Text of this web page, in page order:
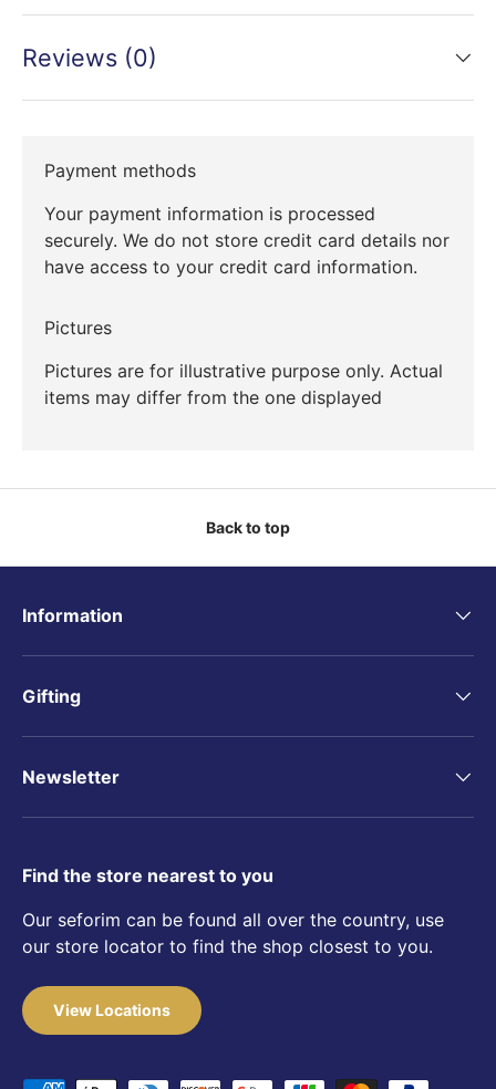
Reviews (0)
Payment methods
Your payment information is processed
securely. We do not store credit card details nor
have access to your credit card information.
Pictures
Pictures are for illustrative purpose only. Actual
items may differ from the one displayed
Back to top
Information
Gifting
Newsletter
Find the store nearest to you
Our seforim can be found all over the country, use
our store locator to find the shop closest to you.
View Locations